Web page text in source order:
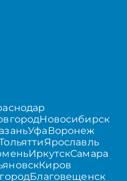
Новосибирск
УфаВоронеж
Ярославль
ИркутскСамара
Киров
Благовещенск